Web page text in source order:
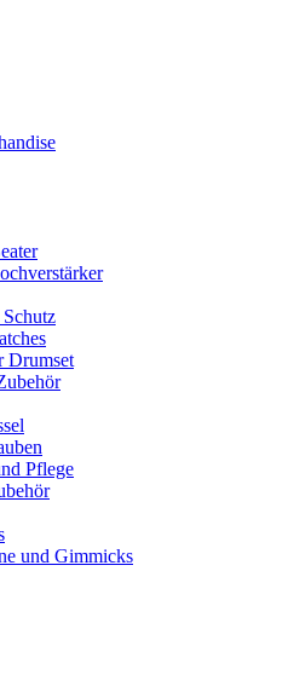
Drumset
Pflege
und Gimmicks